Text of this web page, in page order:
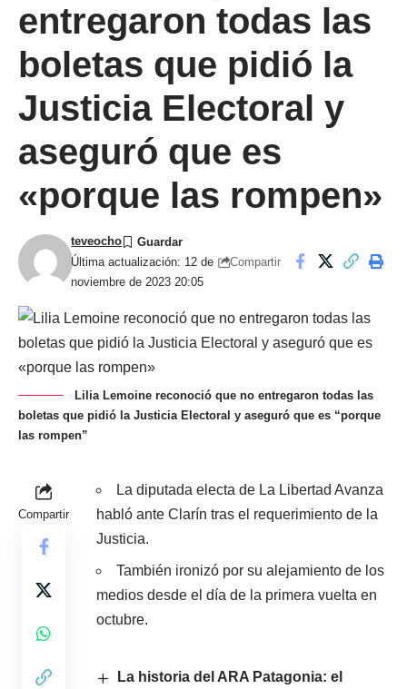
entregaron todas las
boletas que pidió la
Justicia Electoral y
aseguró que es
«porque las rompen»
Última actualización: 12 de
noviembre de 2023 20:05
teveocho
Compartir
Lilia Lemoine reconoció que no entregaron todas las
boletas que pidió la Justicia Electoral y aseguró que es “porque
las rompen”
Compartir
La diputada electa de La Libertad Avanza
habló ante Clarín tras el requerimiento de la
Justicia.
También ironizó por su alejamiento de los
medios desde el día de la primera vuelta en
octubre.
La historia del ARA Patagonia: el